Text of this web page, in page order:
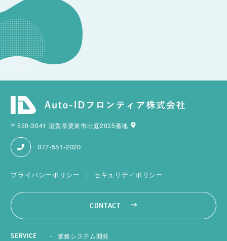
〒520-3041 滋賀県栗東市出庭2035番地
077-551-2020
プライバシーポリシー セキュリティポリシー
CONTACT
SERVICE
業務システム開発